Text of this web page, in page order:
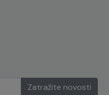
Zatražite novosti